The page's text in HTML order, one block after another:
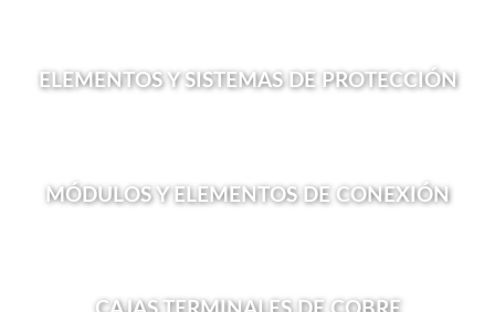
ELEMENTOS Y SISTEMAS DE PROTECCIÓN
MÓDULOS Y ELEMENTOS DE CONEXIÓN